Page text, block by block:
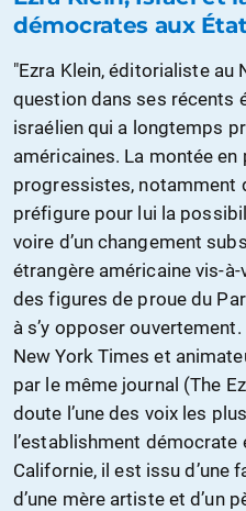
démocrates aux
"Ezra Klein, éditorialiste au
question dans ses récents
israélien qui a longtemps
américaines. La montée
progressistes, notamment
préfigure pour lui la
voire d’un changement
étrangère américaine vis-à-
des figures de proue du
à s’y opposer
New York Times et
par le même journal (The
doute l’une des voix les
l’establishment démocrate
Californie, il est issu d’une
d’une mère artiste et d’un